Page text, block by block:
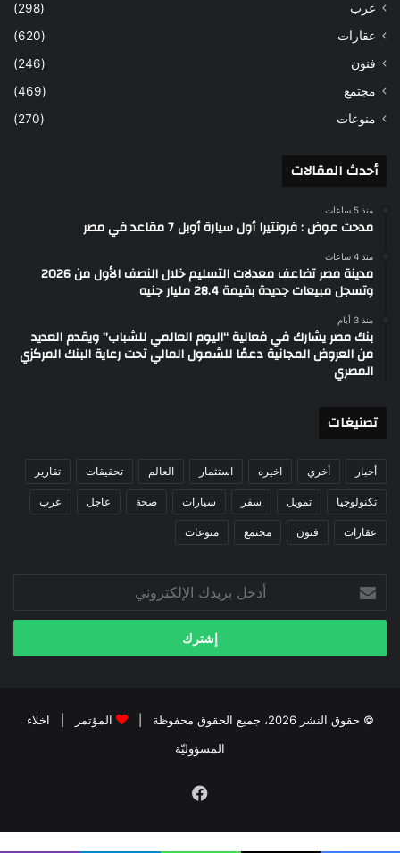
عرب
(298)
عقارات
(620)
فنون
(246)
مجتمع
(469)
منوعات
(270)
أحدث المقالات
منذ 5 ساعات
مدحت عوض : فرونتيرا أول سيارة أوبل 7 مقاعد في مصر
منذ 4 ساعات
مدينة مصر تضاعف معدلات التسليم خلال النصف الأول من 2026
وتسجل مبيعات جديدة بقيمة 28.4 مليار جنيه
منذ 3 أيام
بنك مصر يشارك في فعالية “اليوم العالمي للشباب” ويقدم العديد
من العروض المجانية دعمًا للشمول المالي تحت رعاية البنك المركزي
المصري
تصنيغات
أخبار أخري اخيره استثمار العالم تحقيقات تقارير
تكنولوجيا تمويل سفر سيارات صحة عاجل عرب
عقارات فنون مجتمع منوعات
بريدك
الإلكتروني
© حقوق النشر 2026، جميع الحقوق محفوظة | المؤتمر
اخلاء
المسؤوليّة
فيسبوك